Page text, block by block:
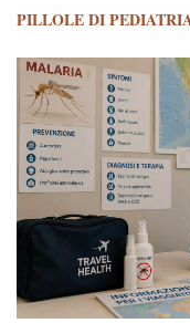
PILLOLE DI